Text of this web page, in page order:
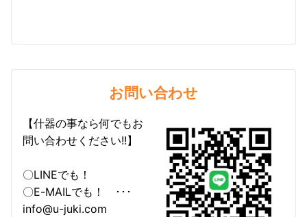
お問い合わせ
【什器の事なら何でもお
問い合わせください!!】
〇LINEでも！
〇E-MAILでも！ ･･･
info@u-juki.com